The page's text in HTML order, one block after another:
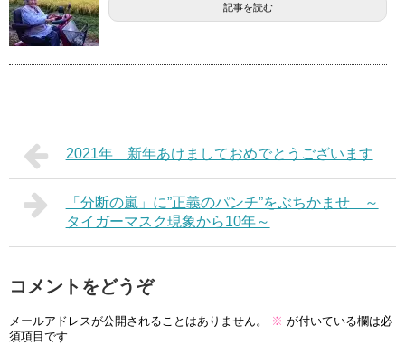
記事を読む
2021年 新年あけましておめでとうございます
「分断の嵐」に”正義のパンチ”をぶちかませ ～
タイガーマスク現象から10年～
コメントをどうぞ
メールアドレスが公開されることはありません。 ※ が付いている欄は必
須項目です